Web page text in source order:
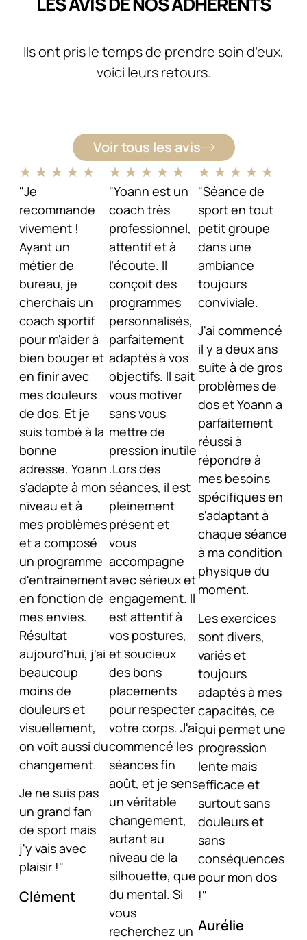
lls ont pris le temps de prendre soin d’eux,
voici leurs retours.
Voir tous les avis
★ ★ ★ ★ ★
"Je
recommande
vivement !
Ayant un
métier de
bureau, je
cherchais un
coach sportif
pour m'aider à
bien bouger et
en finir avec
mes douleurs
de dos. Et je
suis tombé à la
bonne
adresse. Yoann
s'adapte à mon
niveau et à
mes problèmes
et a composé
un programme
d'entrainement
en fonction de
mes envies.
Résultat
aujourd'hui, j'ai
beaucoup
moins de
douleurs et
visuellement,
on voit aussi du
changement.
Je ne suis pas
un grand fan
de sport mais
j'y vais avec
plaisir !"
Clément
★ ★ ★ ★ ★
"Yoann est un
coach très
professionnel,
attentif et à
l’écoute. Il
conçoit des
programmes
personnalisés,
parfaitement
adaptés à vos
objectifs. Il sait
vous motiver
sans vous
mettre de
pression inutile
.Lors des
séances, il est
pleinement
présent et
vous
accompagne
avec sérieux et
engagement. Il
est attentif à
vos postures,
et soucieux
des bons
placements
pour respecter
votre corps. J'ai
commencé les
séances fin
août, et je sens
un véritable
changement,
autant au
niveau de la
silhouette, que
du mental. Si
vous
recherchez un
★ ★ ★ ★ ★
"Séance de
sport en tout
petit groupe
dans une
ambiance
toujours
conviviale.
J'ai commencé
il y a deux ans
suite à de gros
problèmes de
dos et Yoann a
parfaitement
réussi à
répondre à
mes besoins
spécifiques en
s'adaptant à
chaque séance
à ma condition
physique du
moment.
Les exercices
sont divers,
variés et
toujours
adaptés à mes
capacités, ce
qui permet une
progression
lente mais
efficace et
surtout sans
douleurs et
sans
conséquences
pour mon dos
!"
Aurélie